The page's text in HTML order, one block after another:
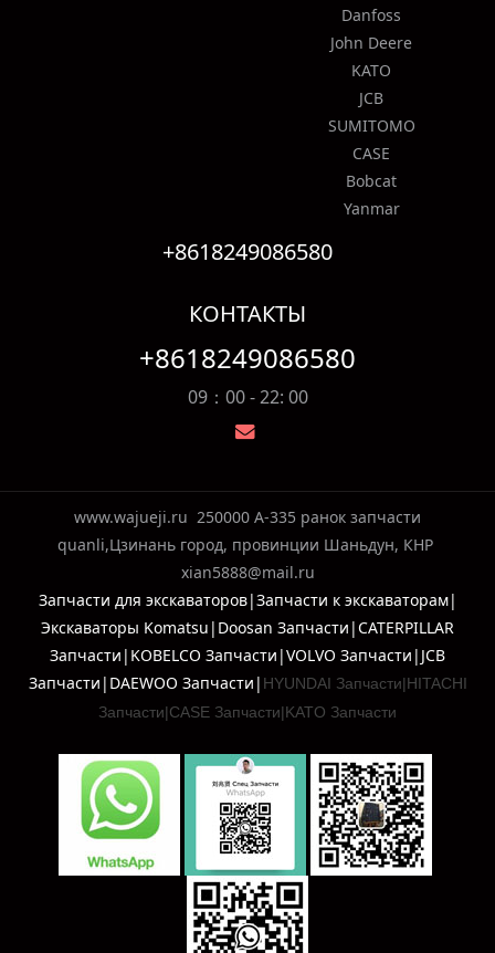
Danfoss
John Deere
KATO
JCB
SUMITOMO
CASE
Bobcat
Yanmar
+8618249086580
КОНТАКТЫ
+8618249086580
09：00 - 22: 00
www.wajueji.ru 250000 A-335 ранок запчасти
quanli,Цзинань город, провинции Шаньдун, КНР
xian5888@mail.ru
Запчасти для экскаваторов|Запчасти к экскаваторам|
Экскаваторы Komatsu|Doosan Запчасти|CATERPILLAR
Запчасти|KOBELCO Запчасти|VOLVO Запчасти|JCB
Запчасти|DAEWOO Запчасти| HYUNDAI Запчасти|HITACHI
Запчасти|CASE Запчасти|KATO Запчасти